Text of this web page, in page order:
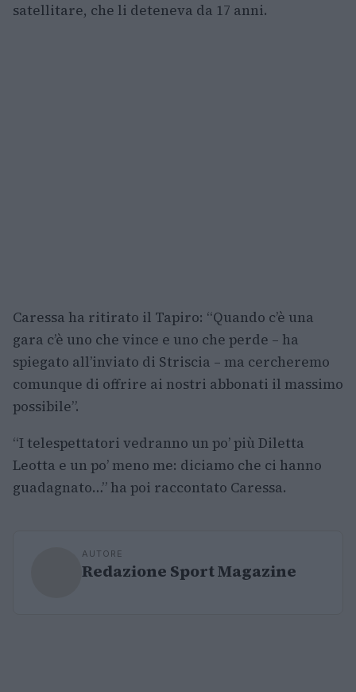
satellitare, che li deteneva da 17 anni.
Caressa ha ritirato il Tapiro: “Quando c’è una
gara c’è uno che vince e uno che perde – ha
spiegato all’inviato di Striscia – ma cercheremo
comunque di offrire ai nostri abbonati il massimo
possibile”.
“I telespettatori vedranno un po’ più Diletta
Leotta e un po’ meno me: diciamo che ci hanno
guadagnato…” ha poi raccontato Caressa.
AUTORE
Redazione Sport Magazine